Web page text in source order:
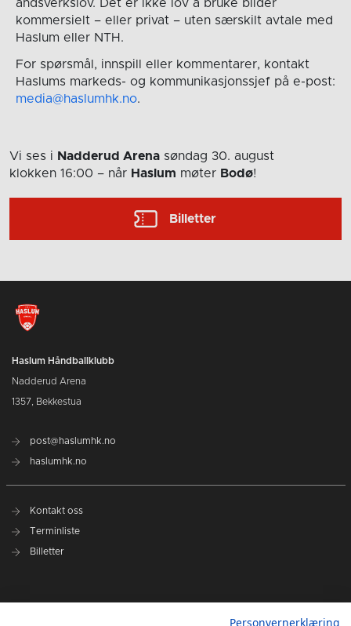
åndsverkslov. Det er ikke lov å bruke bilder
kommersielt – eller privat – uten særskilt avtale med
Haslum eller NTH.
For spørsmål, innspill eller kommentarer, kontakt
Haslums markeds- og kommunikasjonssjef på e-post:
media@haslumhk.no.
Vi ses i Nadderud Arena søndag 30. august
klokken 16:00 – når Haslum møter Bodø!
Billetter
Haslum Håndballklubb
Nadderud Arena
1357, Bekkestua
post@haslumhk.no
haslumhk.no
Kontakt oss
Terminliste
Billetter
Personvernerklæring